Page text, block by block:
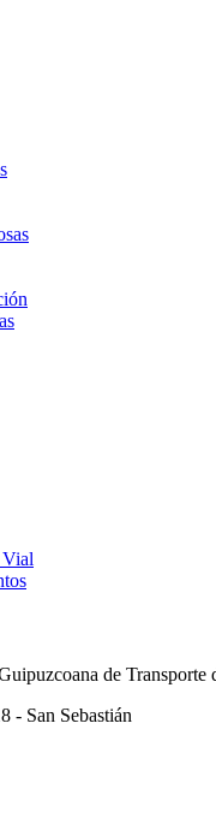
de Transporte
- San Sebastián